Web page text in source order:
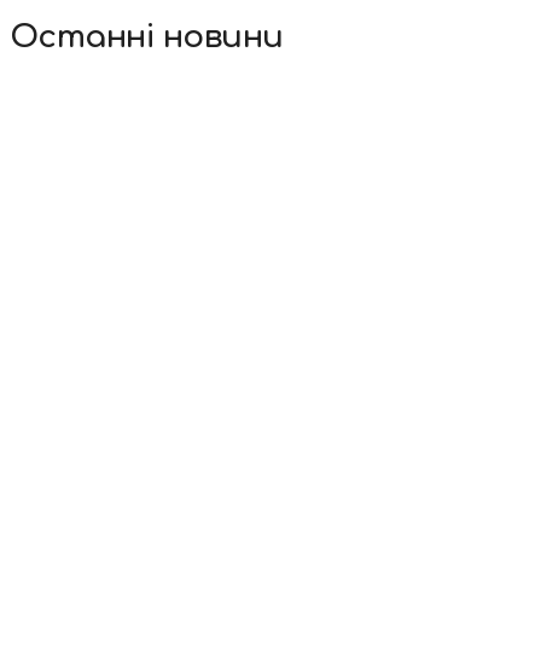
Останні новини